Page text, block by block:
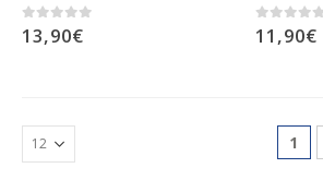
0 out of 5
13,90€ 0 out of 5
11,90€
1